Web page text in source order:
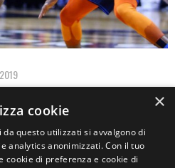
AI CLIPPERS CON
OKLAHOMA
della pallacanestro
×
cookie
questo utilizzati si avvalgono di
analytics anonimizzati. Con il tuo
cookie di preferenza e cookie di